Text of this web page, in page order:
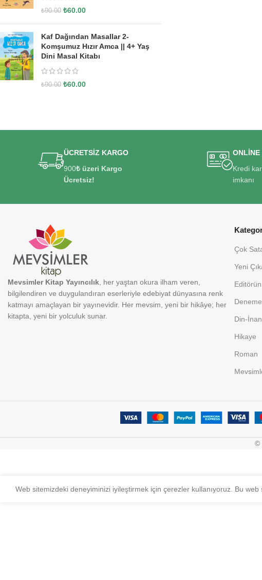
₺90.00 ₺60.00
Kaf Dağından Masallar 2-
Komşumuz Hızır Amca || 4+ Yaş
Dini Masal Kitabı
₺90.00 ₺60.00
ÜCRETSİZ KARGO
900₺ üzeri Kargo
Ücretsiz!
ONLİNE
Kredi
imkanı
Çok
Yeni
Deneme
Din-
Hikaye
Roman
Mevsimler Kitap Yayıncılık , her yaştan okura ilham veren,
bilgilendiren ve duygulandıran eserleriyle edebiyat dünyasına renk
katmayı amaçlayan bir yayınevidir. Her mevsim, yeni bir hikâye; her
kitapta, yeni bir yolculuk sunar.
©
Web sitemizdeki deneyiminizi iyileştirmek için çerezler kullanıyoruz. Bu web